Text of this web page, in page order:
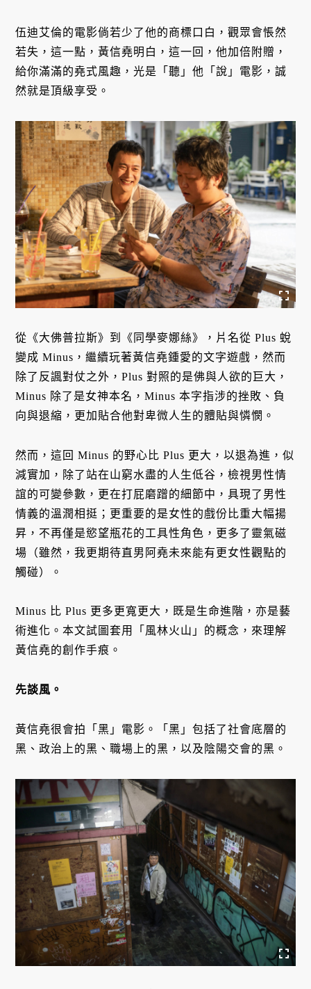
伍迪艾倫的電影倘若少了他的商標口白，觀眾會悵然
若失，這一點，黃信堯明白，這一回，他加倍附贈，
給你滿滿的堯式風趣，光是「聽」他「說」電影，誠
然就是頂級享受。
從《大佛普拉斯》到《同學麥娜絲》，片名從 Plus 蛻
變成 Minus，繼續玩著黃信堯鍾愛的文字遊戲，然而
除了反諷對仗之外，Plus 對照的是佛與人欲的巨大，
Minus 除了是女神本名，Minus 本字指涉的挫敗、負
向與退縮，更加貼合他對卑微人生的體貼與憐憫。
然而，這回 Minus 的野心比 Plus 更大，以退為進，似
減實加，除了站在山窮水盡的人生低谷，檢視男性情
誼的可變參數，更在打屁磨蹭的細節中，具現了男性
情義的溫潤相挺；更重要的是女性的戲份比重大幅揚
昇，不再僅是慾望瓶花的工具性角色，更多了靈氣磁
場（雖然，我更期待直男阿堯未來能有更女性觀點的
觸碰）。
Minus 比 Plus 更多更寬更大，既是生命進階，亦是藝
術進化。本文試圖套用「風林火山」的概念，來理解
黃信堯的創作手痕。
先談風。
黃信堯很會拍「黑」電影。「黑」包括了社會底層的
黑、政治上的黑、職場上的黑，以及陰陽交會的黑。